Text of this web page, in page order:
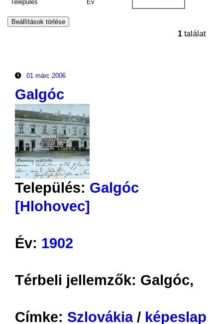
1 találat
01 márc 2006
Galgóc
Település: Galgóc
[Hlohovec]
Év: 1902
Térbeli jellemzők: Galgóc,
Címke: Szlovákia/ képeslap